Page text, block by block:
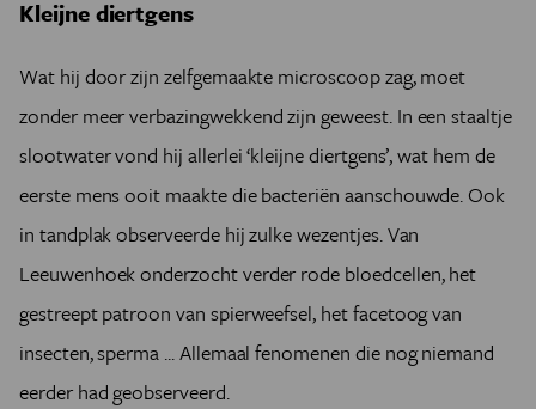
Kleijne diertgens
Wat hij door zijn zelfgemaakte microscoop zag, moet
zonder meer verbazingwekkend zijn geweest. In een staaltje
slootwater vond hij allerlei ‘kleijne diertgens’, wat hem de
eerste mens ooit maakte die bacteriën aanschouwde. Ook
in tandplak observeerde hij zulke wezentjes. Van
Leeuwenhoek onderzocht verder rode bloedcellen, het
gestreept patroon van spierweefsel, het facetoog van
insecten, sperma ... Allemaal fenomenen die nog niemand
eerder had geobserveerd.